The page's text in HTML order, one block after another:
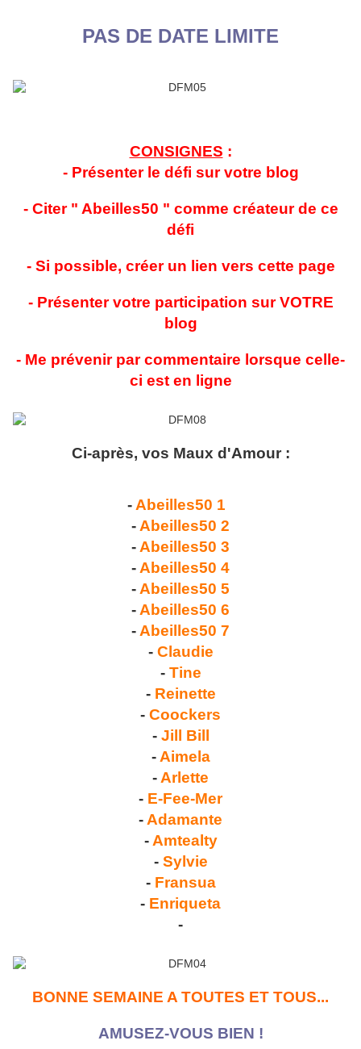
PAS DE DATE LIMITE
CONSIGNES :
- Présenter le défi sur votre blog
- Citer " Abeilles50 " comme créateur de ce
défi
- Si possible, créer un lien vers cette page
- Présenter votre participation sur VOTRE
blog
- Me prévenir par commentaire lorsque celle-
ci est en ligne
Ci-après, vos Maux d'Amour :
- Abeilles50 1
- Abeilles50 2
- Abeilles50 3
- Abeilles50 4
- Abeilles50 5
- Abeilles50 6
- Abeilles50 7
- Claudie
- Tine
- Reinette
- Coockers
- Jill Bill
- Aimela
- Arlette
- E-Fee-Mer
- Adamante
- Amtealty
- Sylvie
- Fransua
- Enriqueta
-
BONNE SEMAINE A TOUTES ET TOUS...
AMUSEZ-VOUS BIEN !